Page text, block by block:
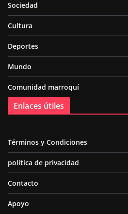
Sociedad
Cultura
Deportes
Mundo
Comunidad marroquí
Enlaces útiles
Términos y Condiciones
política de privacidad
Contacto
Apoyo